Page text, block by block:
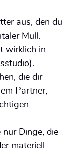
aus, den du
Müll.
wirklich in
die dir
Partner,
nur Dinge, die
materiell